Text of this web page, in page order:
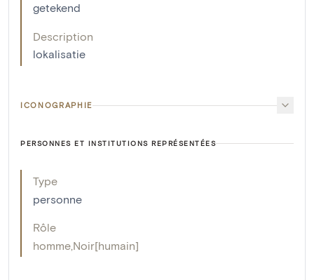
getekend
Description
lokalisatie
ICONOGRAPHIE
PERSONNES ET INSTITUTIONS REPRÉSENTÉES
Type
personne
Rôle
homme Noir[humain]